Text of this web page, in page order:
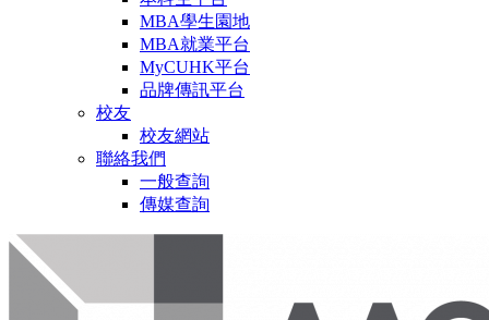
MBA學生園地
MBA就業平台
MyCUHK平台
品牌傳訊平台
校友
校友網站
聯絡我們
一般查詢
傳媒查詢